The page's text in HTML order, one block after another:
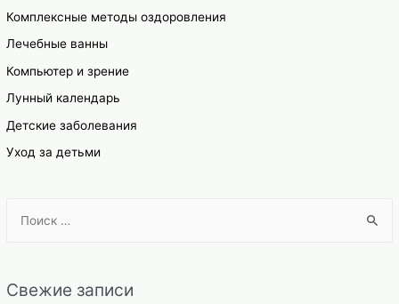
Комплексные методы оздоровления
Лечебные ванны
Компьютер и зрение
Лунный календарь
Детские заболевания
Уход за детьми
r
Свежие записи